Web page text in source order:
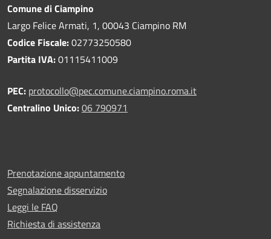
Comune di Ciampino
Largo Felice Armati, 1, 00043 Ciampino RM
Codice Fiscale:02773250580
Partita IVA:01115411009
PEC: protocollo@pec.comune.ciampino.roma.it
Centralino Unico:06 790971
Prenotazione appuntamento
Segnalazione disservizio
Leggi le FAQ
Richiesta di assistenza